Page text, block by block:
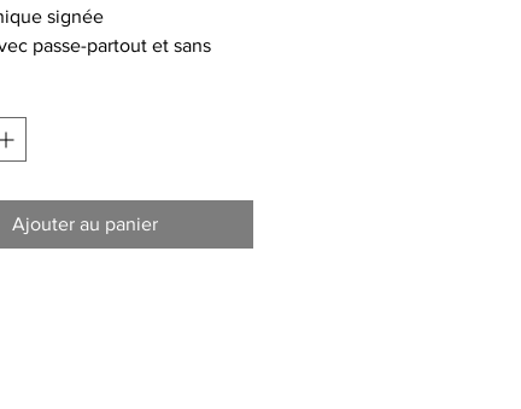
signée
passe-partout et sans
Ajouter au panier